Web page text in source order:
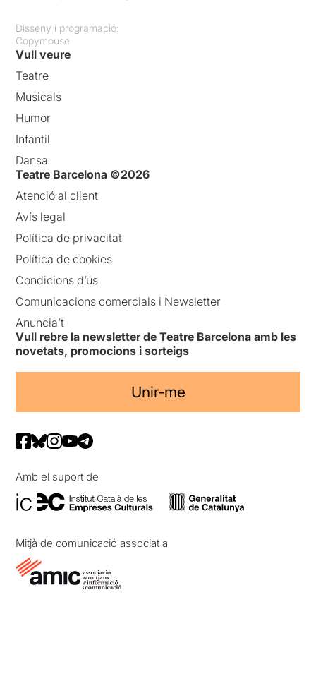
Disseny i programació:
Copymouse
Vull veure
Teatre
Musicals
Humor
Infantil
Dansa
Teatre Barcelona ©2026
Atenció al client
Avís legal
Política de privacitat
Política de cookies
Condicions d’ús
Comunicacions comercials i Newsletter
Anuncia’t
Vull rebre la newsletter de Teatre Barcelona amb les
novetats, promocions i sorteigs
Unir-me
Amb el suport de
Mitjà de comunicació associat a